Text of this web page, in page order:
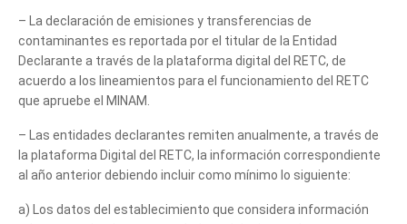
Tell us, how
can we help you?
– La declaración de emisiones y transferencias de
contaminantes es reportada por el titular de la Entidad
Declarante a través de la plataforma digital del RETC, de
acuerdo a los lineamientos para el funcionamiento del RETC
que apruebe el MINAM.
– Las entidades declarantes remiten anualmente, a través de
la plataforma Digital del RETC, la información correspondiente
al año anterior debiendo incluir como mínimo lo siguiente:
a) Los datos del establecimiento que considera información